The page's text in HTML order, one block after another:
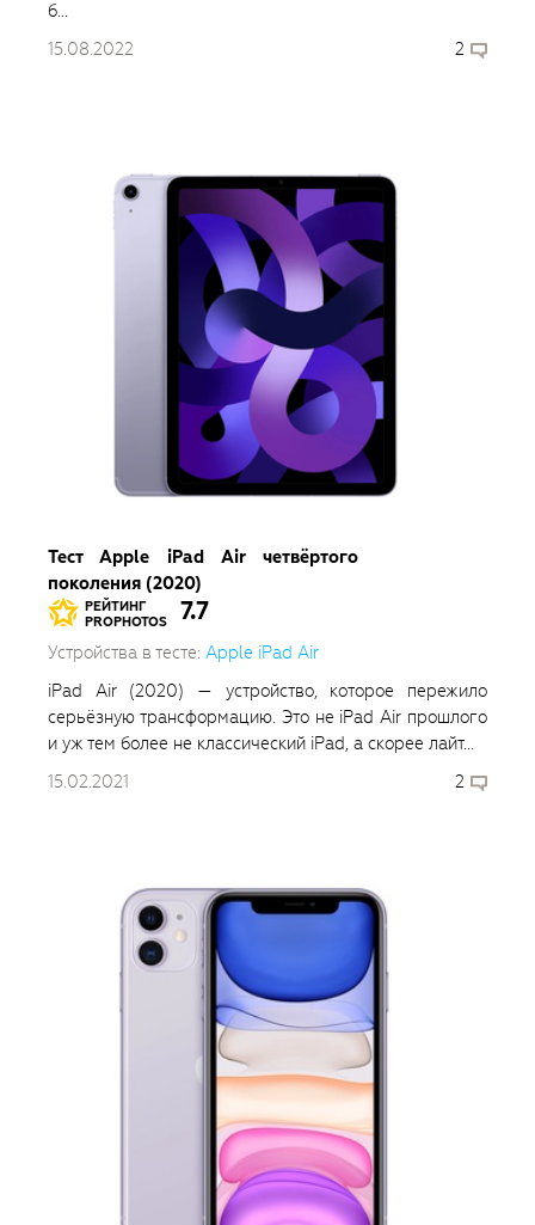
б...
15.08.2022
2
Тест Apple iPad Air четвёртого
поколения (2020)
РЕЙТИНГ
PROPHOTOS
7.7
Устройства в тесте: Apple iPad Air
iPad Air (2020) — устройство, которое пережило
серьёзную трансформацию. Это не iPad Air прошлого
и уж тем более не классический iPad, а скорее лайт...
15.02.2021
2